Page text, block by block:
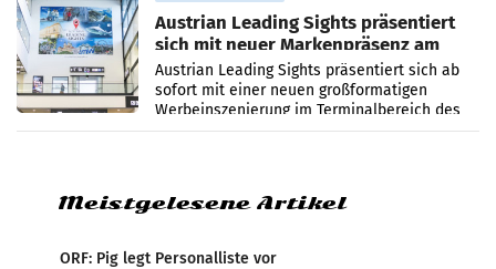
Austrian Leading Sights präsentiert
sich mit neuer Markenpräsenz am
Flughafen Wien
Austrian Leading Sights präsentiert sich ab
sofort mit einer neuen großformatigen
Werbeinszenierung im Terminalbereich des
Flughafen Wien. Die Präsenz befindet sich im
Meistgelesene Artikel
ORF: Pig legt Personalliste vor